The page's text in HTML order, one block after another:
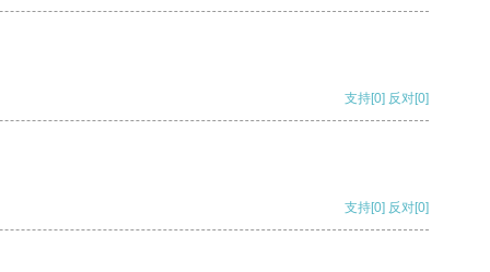
支持[0] 反对[0]
支持[0] 反对[0]